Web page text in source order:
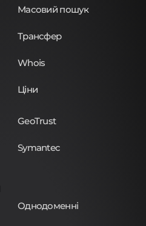
Масовий пошук
Трансфер
Whois
Ціни
GeoTrust
Symantec
Однодоменні